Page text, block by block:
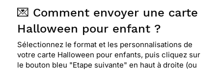
💌 Comment envoyer une carte
Halloween pour enfant ?
Sélectionnez le format et les personnalisations de
votre carte Halloween pour enfants, puis cliquez sur
le bouton bleu "Etape suivante" en haut à droite (ou